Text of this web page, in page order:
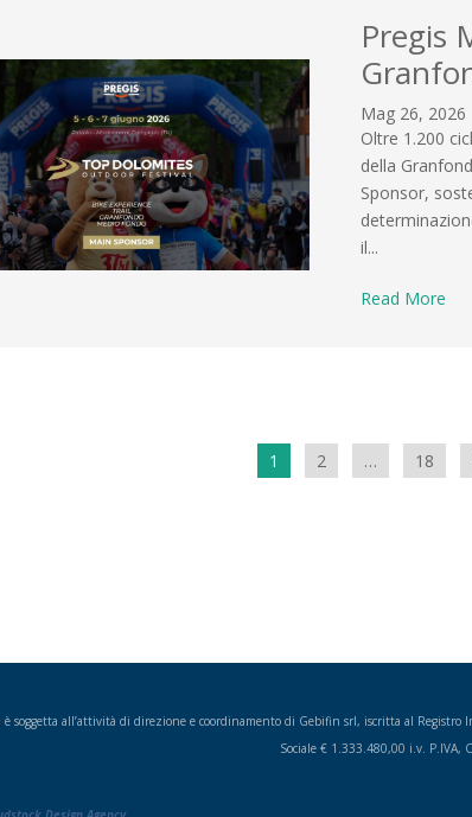
Pregis
Mag 26, 2026
Oltre 1.200
della
Sponsor,
il...
Read More
1 2 … 18
è soggetta all’attività di direzione e coordinamento di Gebifin srl, iscritta al
Sociale € 1.333.480,00 i.v. P.IVA,